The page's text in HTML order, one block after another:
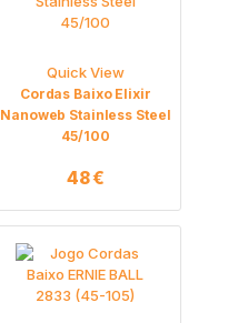
Quick View
Cordas Baixo Elixir
Nanoweb Stainless Steel
45/100
48€